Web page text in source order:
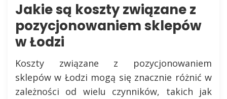
Jakie są koszty związane z
pozycjonowaniem sklepów
w Łodzi
Koszty związane z pozycjonowaniem
sklepów w Łodzi mogą się znacznie różnić w
zależności od wielu czynników, takich jak